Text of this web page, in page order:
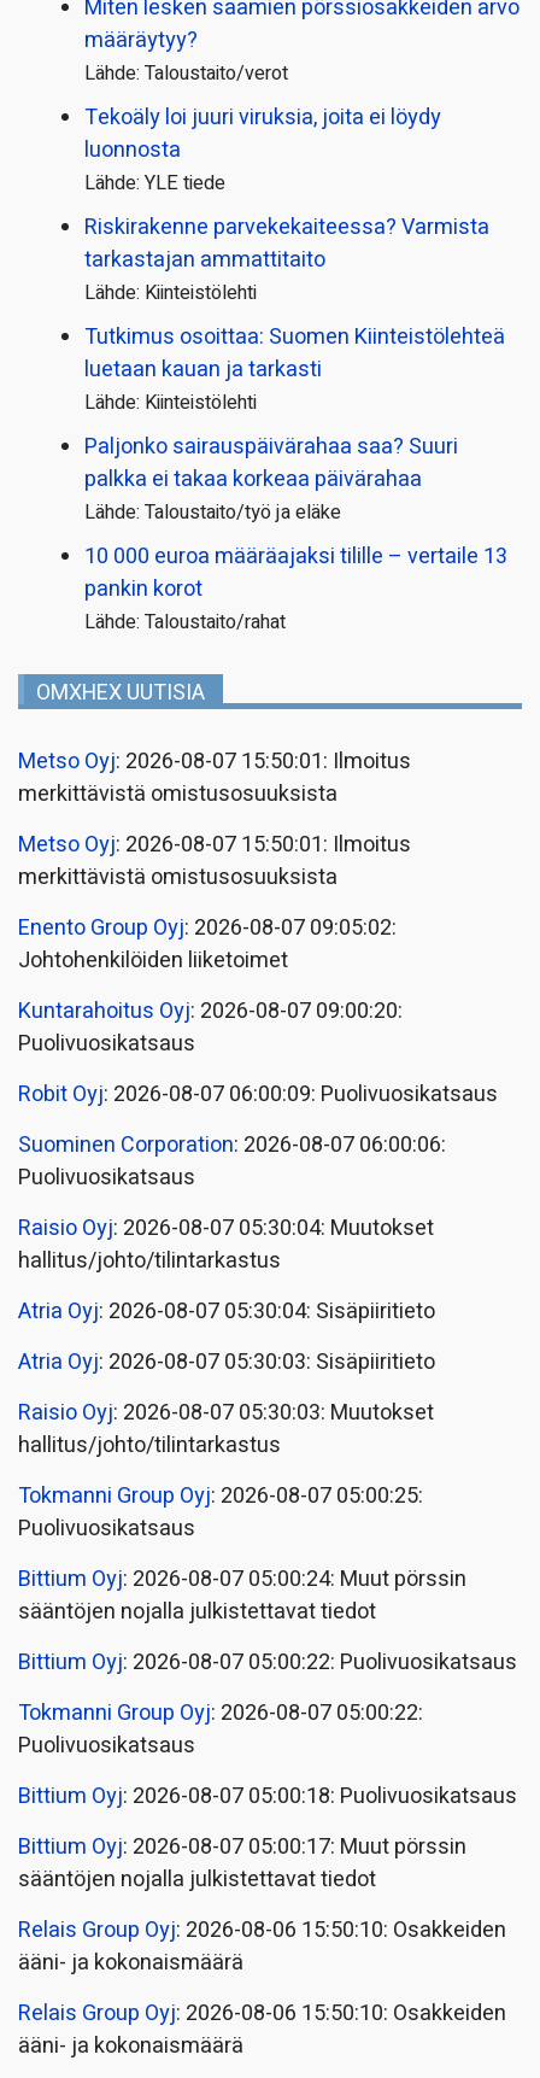
Miten lesken saamien pörssi­osakkeiden arvo
määräytyy?
Lähde: Taloustaito/verot
Tekoäly loi juuri viruksia, joita ei löydy
luonnosta
Lähde: YLE tiede
Riskirakenne parvekekaiteessa? Varmista
tarkastajan ammattitaito
Lähde: Kiinteistölehti
Tutkimus osoittaa: Suomen Kiinteistölehteä
luetaan kauan ja tarkasti
Lähde: Kiinteistölehti
Paljonko sairauspäivä­rahaa saa? Suuri
palkka ei takaa korkeaa päivärahaa
Lähde: Taloustaito/työ ja eläke
10 000 euroa määräajaksi tilille – vertaile 13
pankin korot
Lähde: Taloustaito/rahat
OMXHEX UUTISIA
Metso Oyj: 2026-08-07 15:50:01: Ilmoitus
merkittävistä omistusosuuksista
Metso Oyj: 2026-08-07 15:50:01: Ilmoitus
merkittävistä omistusosuuksista
Enento Group Oyj: 2026-08-07 09:05:02:
Johtohenkilöiden liiketoimet
Kuntarahoitus Oyj: 2026-08-07 09:00:20:
Puolivuosikatsaus
Robit Oyj: 2026-08-07 06:00:09: Puolivuosikatsaus
Suominen Corporation: 2026-08-07 06:00:06:
Puolivuosikatsaus
Raisio Oyj: 2026-08-07 05:30:04: Muutokset
hallitus/johto/tilintarkastus
Atria Oyj: 2026-08-07 05:30:04: Sisäpiiritieto
Atria Oyj: 2026-08-07 05:30:03: Sisäpiiritieto
Raisio Oyj: 2026-08-07 05:30:03: Muutokset
hallitus/johto/tilintarkastus
Tokmanni Group Oyj: 2026-08-07 05:00:25:
Puolivuosikatsaus
Bittium Oyj: 2026-08-07 05:00:24: Muut pörssin
sääntöjen nojalla julkistettavat tiedot
Bittium Oyj: 2026-08-07 05:00:22: Puolivuosikatsaus
Tokmanni Group Oyj: 2026-08-07 05:00:22:
Puolivuosikatsaus
Bittium Oyj: 2026-08-07 05:00:18: Puolivuosikatsaus
Bittium Oyj: 2026-08-07 05:00:17: Muut pörssin
sääntöjen nojalla julkistettavat tiedot
Relais Group Oyj: 2026-08-06 15:50:10: Osakkeiden
ääni- ja kokonaismäärä
Relais Group Oyj: 2026-08-06 15:50:10: Osakkeiden
ääni- ja kokonaismäärä